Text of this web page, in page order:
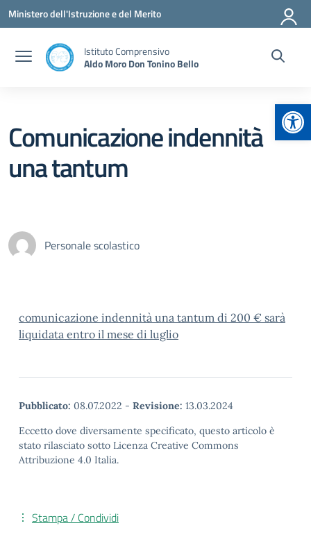
Vai ai contenuti
Vai al menu di navigazione
Vai al footer
Ministero dell'Istruzione e del Merito
Istituto Comprensivo
Aldo Moro Don Tonino Bello
Comunicazione indennità
una tantum
Personale scolastico
comunicazione indennità una tantum di 200 € sarà
liquidata entro il mese di luglio
Pubblicato: 08.07.2022 - Revisione: 13.03.2024
Eccetto dove diversamente specificato, questo articolo è
stato rilasciato sotto Licenza Creative Commons
Attribuzione 4.0 Italia.
Stampa / Condividi